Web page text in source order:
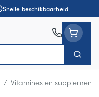
Snelle beschikbaarheid
Zoek
/ Vitamines en